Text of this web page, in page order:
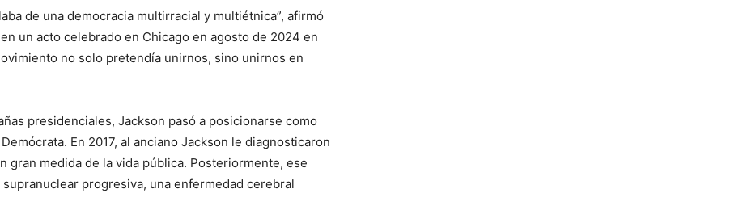
de una democracia multirracial y multiétnica”, afirmó
un acto celebrado en Chicago en agosto de 2024 en
no solo pretendía unirnos, sino unirnos en
presidenciales, Jackson pasó a posicionarse como
En 2017, al anciano Jackson le diagnosticaron
gran medida de la vida pública. Posteriormente, ese
progresiva, una enfermedad cerebral